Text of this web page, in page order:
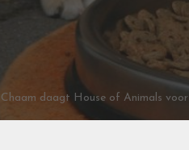
Chaam daagt House of Animals